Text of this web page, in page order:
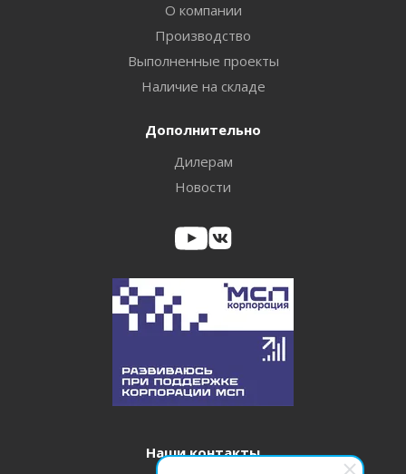
О компании
Производство
Выполненные проекты
Наличие на складе
Дополнительно
Дилерам
Новости
Наши контакты